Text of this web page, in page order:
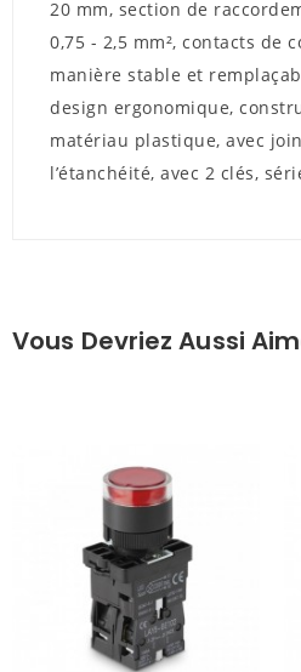
20 mm, section de
0,75 - 2,5 mm², contacts de
manière stable et
design ergonomique,
matériau plastique, avec
l’étanchéité, avec 2 clés,
Vous Devriez Aussi